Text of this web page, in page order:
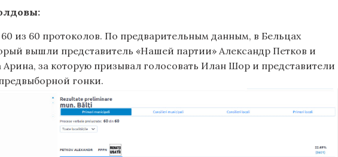
из 60 протоколов. По предварительным данным, в Бельцах
вышли представитель «Нашей партии» Александр Петков и
за которую призывал голосовать Илан Шор и представители
гонки.